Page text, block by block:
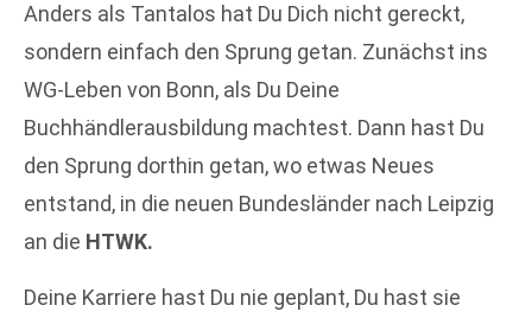
Anders als Tantalos hat Du Dich nicht gereckt,
sondern einfach den Sprung getan. Zunächst ins
WG-Leben von Bonn, als Du Deine
Buchhändlerausbildung machtest. Dann hast Du
den Sprung dorthin getan, wo etwas Neues
entstand, in die neuen Bundesländer nach Leipzig
an die HTWK.
Deine Karriere hast Du nie geplant, Du hast sie